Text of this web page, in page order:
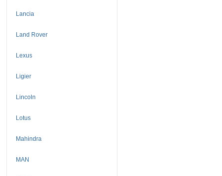
Lancia
Land Rover
Lexus
Ligier
Lincoln
Lotus
Mahindra
MAN